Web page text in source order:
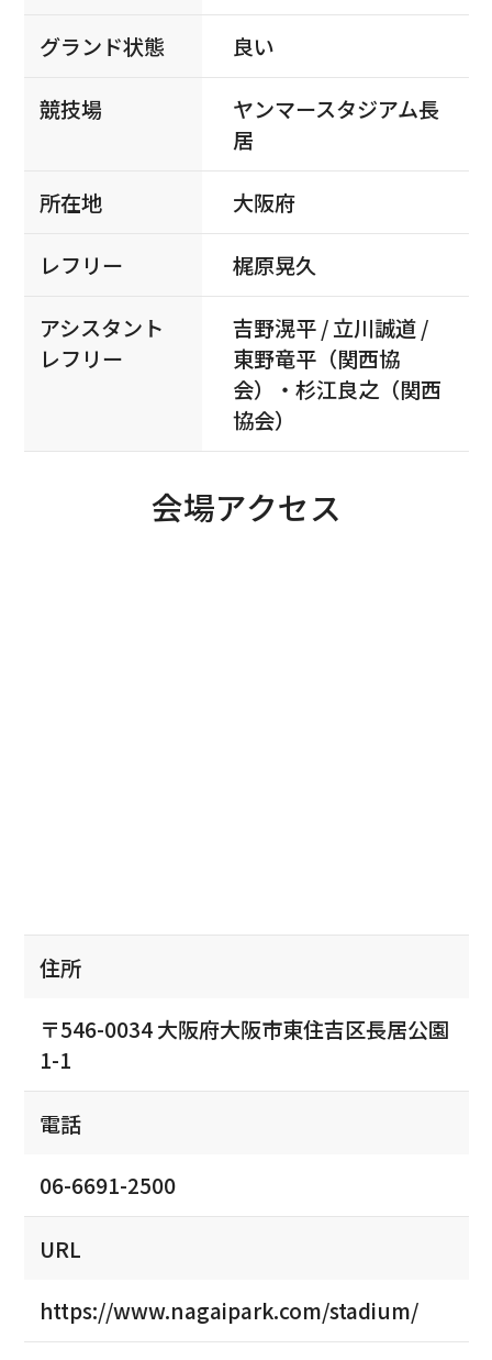
グランド状態 良い
競技場
ヤンマースタジアム長
居
所在地 大阪府
レフリー 梶原晃久
アシスタント
レフリー
吉野滉平 / 立川誠道 /
東野竜平（関西協
会）・杉江良之（関西
協会）
会場アクセス
住所
〒546-0034 大阪府大阪市東住吉区長居公園
1-1
電話
06-6691-2500
URL
https://www.nagaipark.com/stadium/